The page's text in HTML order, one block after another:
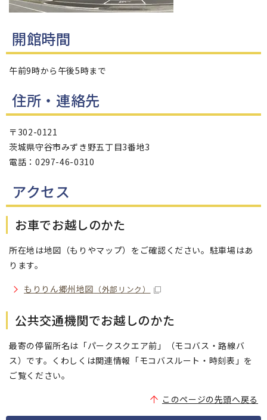
開館時間
午前9時から午後5時まで
住所・連絡先
〒302-0121
茨城県守谷市みずき野五丁目3番地3
電話：0297-46-0310
アクセス
お車でお越しのかた
所在地は地図（もりやマップ）をご確認ください。駐車場はあ
ります。
もりりん郷州地図 （外部リンク）
公共交通機関でお越しのかた
最寄の停留所名は「パークスクエア前」（モコバス・路線バ
ス）です。くわしくは関連情報「モコバスルート・時刻表」を
ご覧ください。
このページの先頭へ戻る